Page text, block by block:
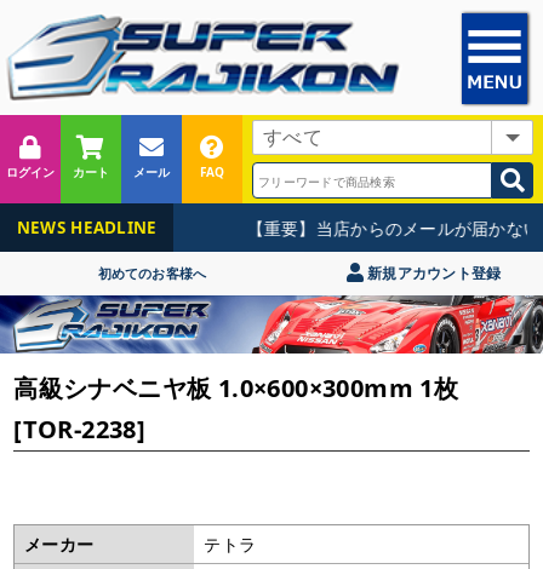
ログイン カート メール FAQ
NEWS HEADLINE 【重要】当店からのメールが届かない
初めてのお客様へ 新規アカウント登録
高級シナベニヤ板 1.0×600×300mm 1枚
[TOR-2238]
メーカー
テトラ